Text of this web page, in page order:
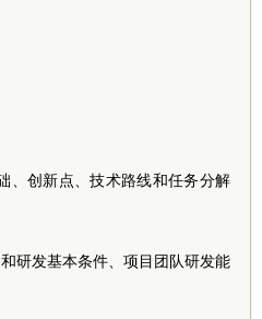
、创新点、技术路线和任务分解
研发基本条件、项目团队研发能